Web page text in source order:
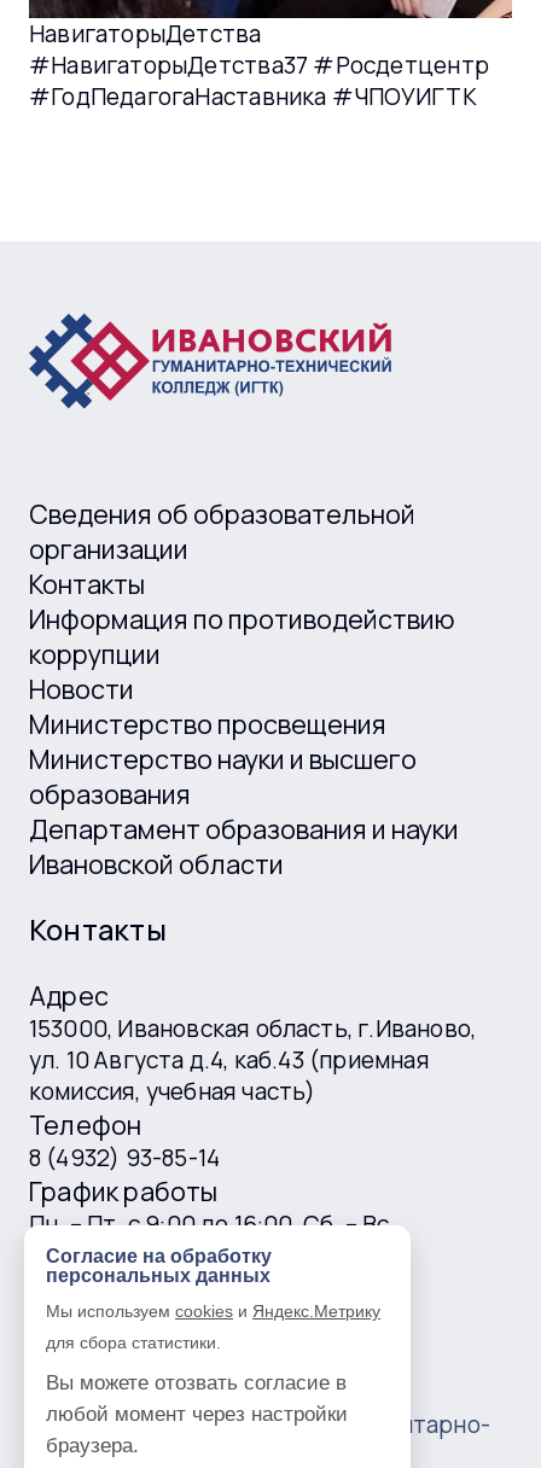
НавигаторыДетства
#НавигаторыДетства37 #Росдетцентр
#ГодПедагогаНаставника #ЧПОУИГТК
Сведения об образовательной
организации
Контакты
Информация по противодействию
коррупции
Новости
Министерство просвещения
Министерство науки и высшего
образования
Департамент образования и науки
Ивановской области
Контакты
Адрес
153000, Ивановская область, г.Иваново,
ул. 10 Августа д.4, каб.43 (приемная
комиссия, учебная часть)
Телефон
8 (4932) 93-85-14
График работы
Пн. – Пт. с 9:00 до 16:00, Сб. – Вс.
выходные
E-mail
ivgtk@mail.ru
© 2016 —2026 Ивановский гуманитарно-
технический колледж
Согласие на обработку
персональных данных
Мы используем cookies и Яндекс.Метрику
для сбора статистики.
Вы можете отозвать согласие в
любой момент через настройки
браузера.